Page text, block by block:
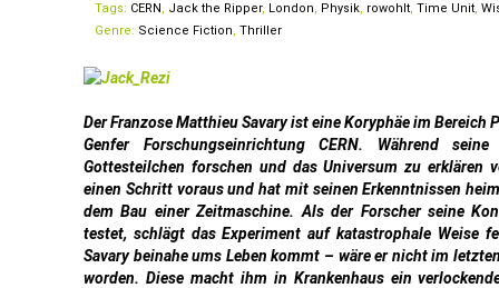
Tags: CERN, Jack the Ripper, London, Physik, rowohlt, Time Unit,
Genre: Science Fiction, Thriller
Der Franzose Matthieu Savary ist eine Koryphäe im Bereich
Genfer Forschungseinrichtung CERN. Während
Gottesteilchen forschen und das Universum zu erklären
einen Schritt voraus und hat mit seinen Erkenntnissen
dem Bau einer Zeitmaschine. Als der Forscher seine
testet, schlägt das Experiment auf katastrophale Weise
Savary beinahe ums Leben kommt – wäre er nicht im
worden. Diese macht ihm in Krankenhaus ein